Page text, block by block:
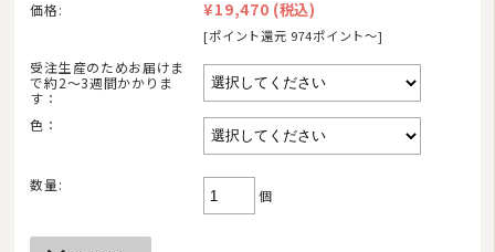
価格: ¥19,470 (税込)
[ポイント還元 974ポイント〜]
受注生産のためお届けま
で約2〜3週間かかりま
す：
色：
数量:
個
12 13
19 20 21
23
24 26 27